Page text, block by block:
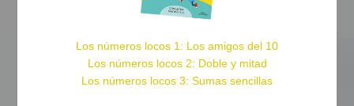
Los números locos 1: Los amigos del 10
Los números locos 2: Doble y mitad
Los números locos 3: Sumas sencillas